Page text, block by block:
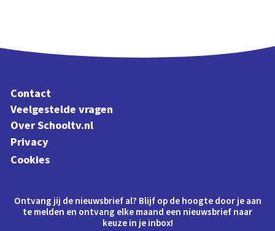
Contact
Veelgestelde vragen
Over Schooltv.nl
Privacy
Cookies
Ontvang jij de nieuwsbrief al? Blijf op de hoogte door je aan
te melden en ontvang elke maand een nieuwsbrief naar
keuze in je inbox!